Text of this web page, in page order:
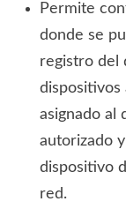
Permite
donde se
registro del
dispositivos
asignado al
autorizado
dispositivo
red.